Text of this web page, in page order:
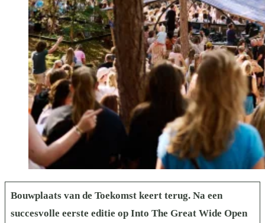
Bouwplaats van de Toekomst keert terug. Na een
succesvolle eerste editie op Into The Great Wide Open